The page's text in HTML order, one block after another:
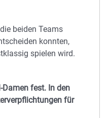
beiden Teams
konnten,
spielen wird.
fest. In den
für